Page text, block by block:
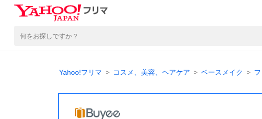
Yahoo!フリマ コスメ、美容、ヘアケア ベースメイク